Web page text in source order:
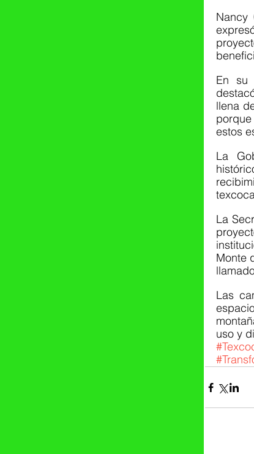
Nancy
En su
llena
estos
La
La
Monte
Las
uso y